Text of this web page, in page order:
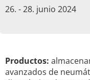
26. - 28. junio 2024
Productos:
avanzados de